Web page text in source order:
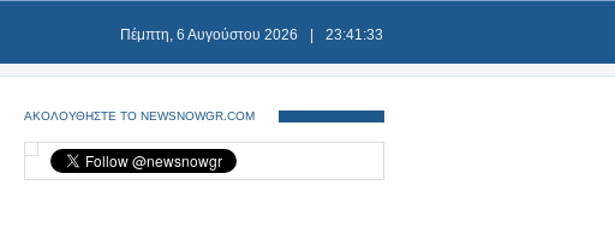
Πέμπτη, 6 Αυγούστου 2026 23:41:34
ΑΚΟΛΟΥΘΗΣΤΕ ΤΟ NEWSNOWGR.COM